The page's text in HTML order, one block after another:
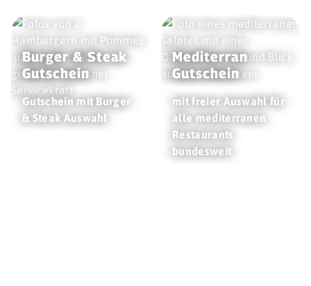
Burger & Steak
Gutschein
Gutschein mit Burger
& Steak Auswahl
Mediterran
Gutschein
mit freier Auswahl für
alle mediterranen
Restaurants
bundesweit